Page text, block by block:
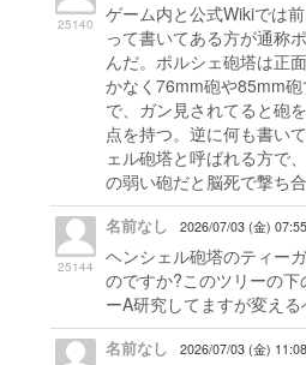
25140
ゲーム内と公式Wikiでは
って書いてある方が通称
んだ。ポルシェ砲塔は正
かなく76mm砲や85mm
で、ガン見されてると砲
点を持つ。逆に何も書い
ェル砲塔と呼ばれる方で
の弱い砲だと脳死で撃ち
25144
名前なし 2026/07/03 (金)
ヘンシェル砲塔のティー
のですか?このツリーの
ーA研究してますが変え
名前なし 2026/07/03 (金)